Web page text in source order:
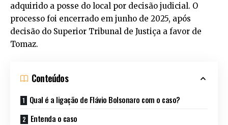
adquirido a posse do local por decisão judicial. O
processo foi encerrado em junho de 2025, após
decisão do Superior Tribunal de Justiça a favor de
Tomaz.
Conteúdos
Qual é a ligação de Flávio Bolsonaro com o caso?
Entenda o caso